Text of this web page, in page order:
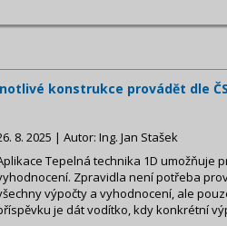
konstrukce provádět dle
8. 2025 | Autor: Ing. Jan Stašek
Tepelná technika 1D umožňuje
Zpravidla není potřeba
výpočty a vyhodnocení, ale
je dát vodítko, kdy konkrétní